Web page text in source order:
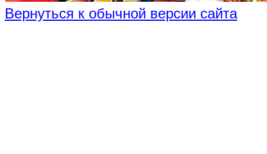
Вернуться к обычной версии сайта